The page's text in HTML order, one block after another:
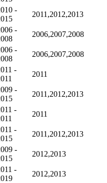
-
2011,2012,2013
-
2006,2007,2008
-
2006,2007,2008
-
2011
-
2011,2012,2013
-
2011
-
2011,2012,2013
-
2012,2013
-
2012,2013